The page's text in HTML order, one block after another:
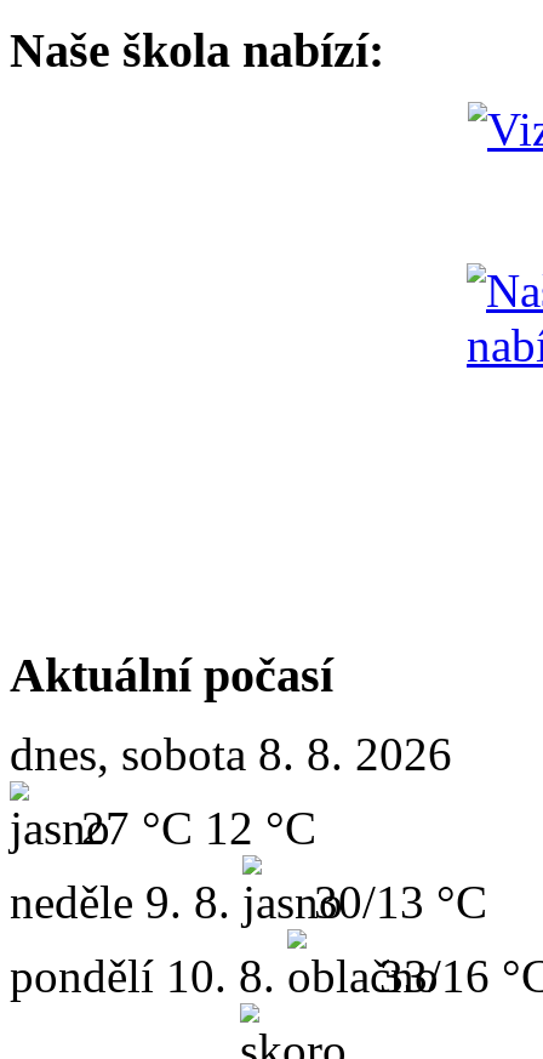
Naše škola nabízí:
Aktuální počasí
dnes, sobota 8. 8. 2026
27 °C 12 °C
neděle 9. 8.
30/13 °C
pondělí 10. 8. 33/16